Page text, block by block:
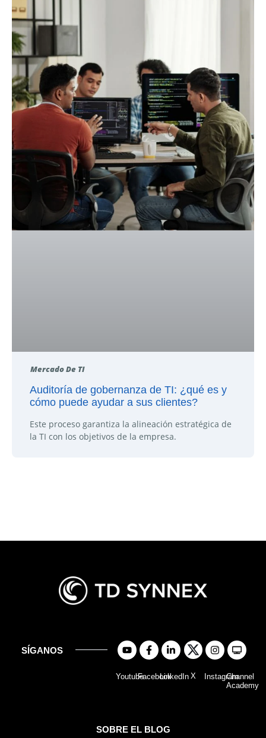
Mercado De TI
Auditoría de gobernanza de TI: ¿qué es y
cómo puede ayudar a sus clientes?
Este proceso garantiza la alineación estratégica de
la TI con los objetivos de la empresa.
SÍGANOS
YoutubeFacebookLinkedIn X InstagramChannel
Academy
SOBRE EL BLOG